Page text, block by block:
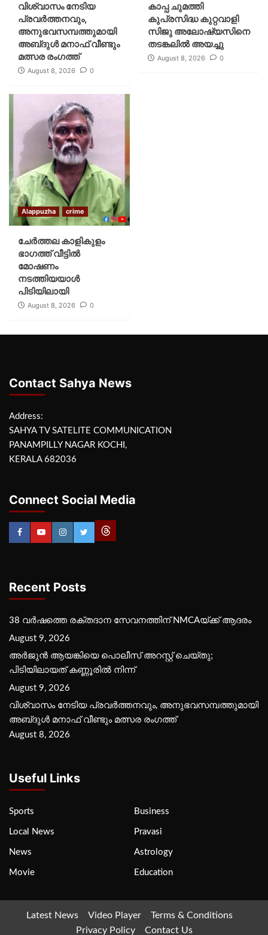
വിശ്വാസം നേടിയ
പ്രവർത്തനവും,
അനുഭവസമ്പത്തുമായി
അബ്‌ദുൾ മനാഫ് വീണ്ടും
മത്സര രംഗത്ത്
August 8, 2026 0
കാപ്പ ചുമത്തി
കുപ്രസിദ്ധ കുറ്റവാളി
സിജു അലോഷ്യസിനെ
തടങ്കലിൽ അയച്ചു
August 8, 2026 0
Alappuzha crime
ചേർത്തല കാളികുളം
ഭാഗത്ത് വീട്ടിൽ
മോഷണം
നടത്തിയയാൾ
പിടിയിലായി
August 8, 2026 0
Contact Sahya News
Address:
SAHYA TV SATELITE COMMUNICATION
PANAMPILLY NAGAR KOCHI,
KERALA 682036
Connect Social Media
Recent Posts
38 വർഷത്തെ രക്തദാന സേവനത്തിന് NMCAയ്ക്ക് ആദരം
August 9, 2026
അർജുൻ ആയങ്കിയെ പൊലീസ് അറസ്റ്റ് ചെയ്‌തു;
പിടിയിലായത് കണ്ണൂരിൽ നിന്ന്
August 9, 2026
വിശ്വാസം നേടിയ പ്രവർത്തനവും, അനുഭവസമ്പത്തുമായി
അബ്‌ദുൾ മനാഫ് വീണ്ടും മത്സര രംഗത്ത്
August 8, 2026
Useful Links
Sports Business
Local News Pravasi
News Astrology
Movie Education
Latest News Video Player
Terms & Conditions
Privacy Policy
Contact Us